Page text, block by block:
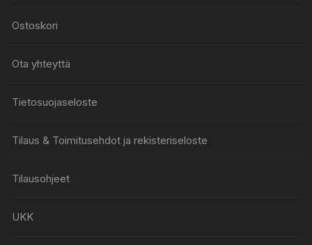
Ostoskori
Ota yhteyttä
Tietosuojaseloste
Tilaus & Toimitusehdot ja rekisteriseloste
Tilausohjeet
UKK